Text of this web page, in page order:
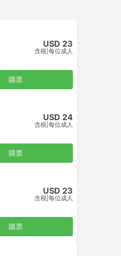
USD 23
含税 每位成人
購票
USD 24
含税 每位成人
購票
USD 23
含税 每位成人
購票